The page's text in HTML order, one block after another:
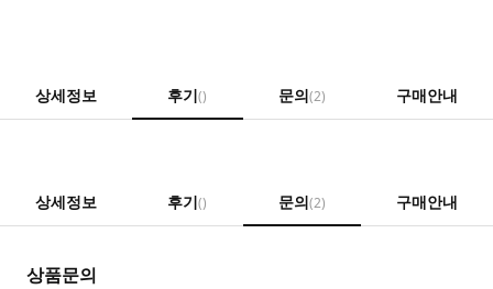
상세정보 후기() 문의(2) 구매안내
상세정보 후기() 문의(2) 구매안내
상품문의